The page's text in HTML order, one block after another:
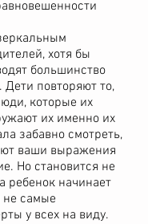
хотя бы
большинство
повторяют то,
которые их
их именно их
забавно смотреть,
ваши выражения
Но становится не
ребенок начинает
не самые
у всех на виду.